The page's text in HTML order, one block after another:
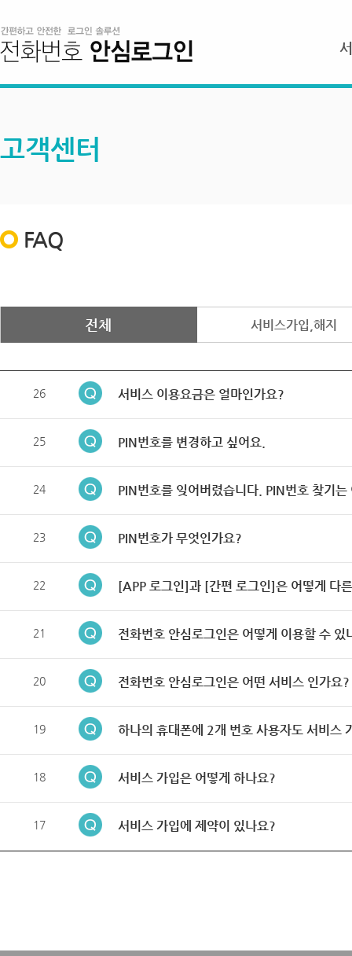
고객센터
FAQ
전체 서비스가입,해지
26 서비스 이용요금은 얼마인가요?
25 PIN번호를 변경하고 싶어요.
24 PIN번호를 잊어버렸습니다. PIN번호 찾기는
23 PIN번호가 무엇인가요?
22 [APP 로그인]과 [간편 로그인]은 어떻게 다
21 전화번호 안심로그인은 어떻게 이용할 수 있
20 전화번호 안심로그인은 어떤 서비스 인가요?
19 하나의 휴대폰에 2개 번호 사용자도 서비스
18 서비스 가입은 어떻게 하나요?
17 서비스 가입에 제약이 있나요?